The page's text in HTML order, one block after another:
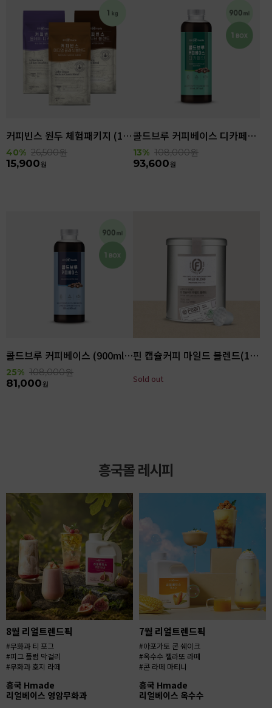
커피빈스 원두 체험패키지 (1kg)
40% 26,500원
15,900원
콜드브루 커피베이스 디카페인 (900ml x 6ea)
13% 108,000원
93,600원
콜드브루 커피베이스 (900ml x 6ea)
25% 108,000원
81,000원
핀 캡슐커피 마일드 블렌드(100입)
Sold out
흥국몰 레시피
8월 리얼트렌드픽
#무화과 티 포그
#피그 플럼 막걸리
#무화과 호지 라떼
흥국 Hmade
리얼베이스 영암무화과
7월 리얼트렌드픽
#아포가토 콘 쉐이크
#옥수수 젤라또 라떼
#콘 라떼 마티니
흥국 Hmade
리얼베이스 옥수수